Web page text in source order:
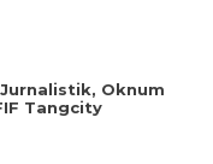
Oknum
Tangcity